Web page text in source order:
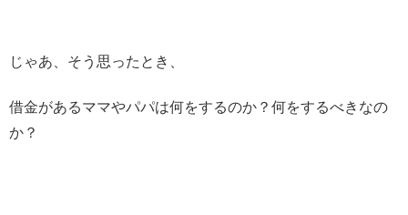
じゃあ、そう思ったとき、
借金があるママやパパは何をするのか？何をするべきなの
か？